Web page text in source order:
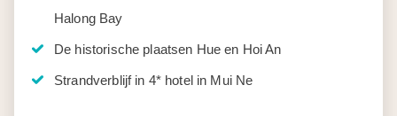
Halong Bay
De historische plaatsen Hue en Hoi An
Strandverblijf in 4* hotel in Mui Ne